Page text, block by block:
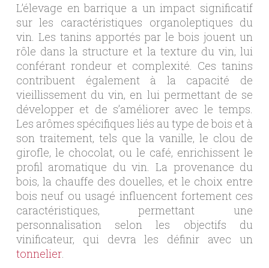
L’élevage en barrique a un impact significatif
sur les caractéristiques organoleptiques du
vin. Les tanins apportés par le bois jouent un
rôle dans la structure et la texture du vin, lui
conférant rondeur et complexité. Ces tanins
contribuent également à la capacité de
vieillissement du vin, en lui permettant de se
développer et de s’améliorer avec le temps.
Les arômes spécifiques liés au type de bois et à
son traitement, tels que la vanille, le clou de
girofle, le chocolat, ou le café, enrichissent le
profil aromatique du vin. La provenance du
bois, la chauffe des douelles, et le choix entre
bois neuf ou usagé influencent fortement ces
caractéristiques, permettant une
personnalisation selon les objectifs du
vinificateur, qui devra les définir avec un
tonnelier.